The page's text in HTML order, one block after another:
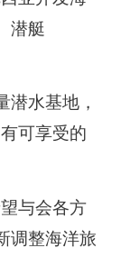
潜艇
水基地，
可享受的
与会各方
调整海洋旅